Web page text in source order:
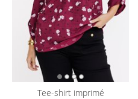
tee-shirt imprimé